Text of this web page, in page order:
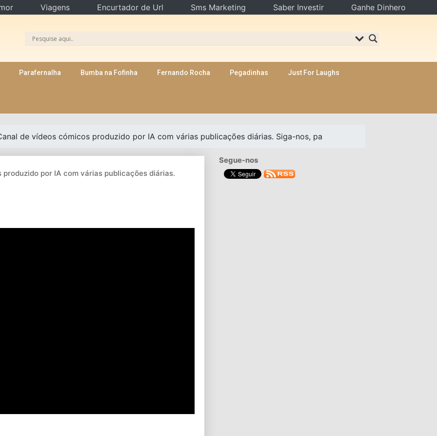
Parafernalha Bumba na Fofinha Fernando Rocha Pegadinhas Just For Laughs
de vídeos cómicos produzido por IA com várias publicações diárias. Siga-nos, pa
por IA com várias publicações diárias.
Segue-nos
Viagens Encurtador de Url Sms Marketing Saber Investir Ganhe Dinhero